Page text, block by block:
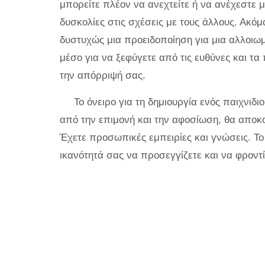
μπορείτε πλέον να ανεχτείτε ή να ανέχεστε
δυσκολίες στις σχέσεις με τους άλλους.
δυστυχώς μια προειδοποίηση για μια
μέσο για να ξεφύγετε από τις ευθύνες και
την απόρριψή σας.
Το όνειρο για τη δημιουργία ενός
από την επιμονή και την αφοσίωση, θα
Έχετε προσωπικές εμπειρίες και γνώσεις.
ικανότητά σας να προσεγγίζετε και να